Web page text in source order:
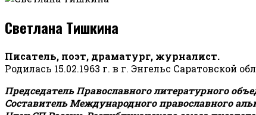
Светлана Тишкина
Писатель, поэт, драматург, журналист.
Родилась 15.02.1963 г. в г. Энгельс Саратовской
Председатель Православного литературного
Составитель Международного православного